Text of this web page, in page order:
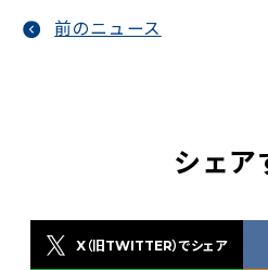
前のニュース
シェア
X（旧TWITTER）でシェア